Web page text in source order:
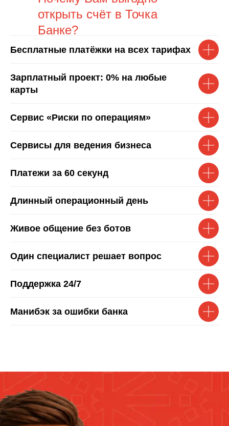
открыть счёт в Точка
Банке?
Бесплатные платёжки на всех тарифах
Зарплатный проект: 0% на любые
карты
Сервис «Риски по операциям»
Сервисы для ведения бизнеса
Платежи за 60 секунд
Длинный операционный день
Живое общение без ботов
Один специалист решает вопрос
Поддержка 24/7
Манибэк за ошибки банка